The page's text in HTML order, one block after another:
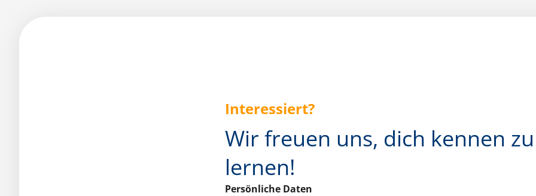
Interessiert?
Wir freuen uns, dich kennen zu
lernen!
Persönliche Daten